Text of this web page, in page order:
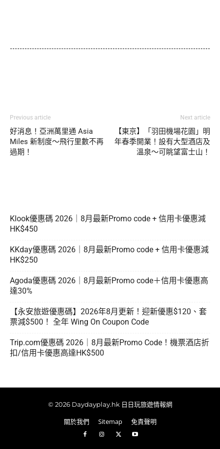
Previous article
好消息！亞洲萬里通 Asia
Miles 新制度～飛行里數不再
過期！
Next article
【東京】「羽田機場花園」明
年春季開業！設有大型酒店及
溫泉～可眺望富士山！
Klook優惠碼 2026｜8月最新Promo code + 信用卡優惠減
HK$450
KKday優惠碼 2026｜8月最新Promo code + 信用卡優惠減
HK$250
Agoda優惠碼 2026｜8月最新Promo code＋信用卡優惠高
達30%
【永安旅遊優惠碼】2026年8月更新！迎新優惠$120、套
票減$500！ 全年 Wing On Coupon Code
Trip.com優惠碼 2026｜8月最新Promo Code！機票酒店折
扣/信用卡優惠高達HK$500
© 2026 Daydayplay.hk 日日玩旅遊情報網
關於我們 Sitemap 免責聲明